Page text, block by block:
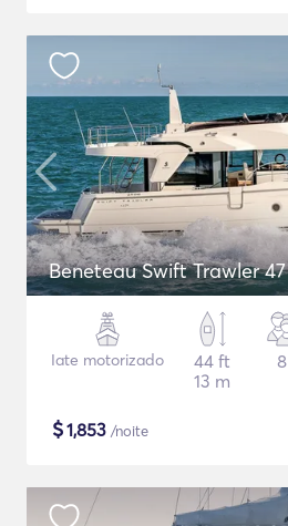
Beneteau Swift Trawler 47
Iate motorizado
44 ft
13 m
8
$1,853 /noite